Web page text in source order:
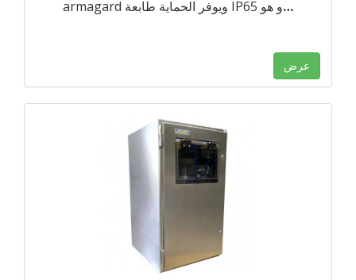
armagard ويوفر الحماية طابعة IP65 و هو…
عرض